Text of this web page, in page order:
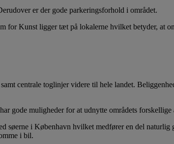
er der gode parkeringsforhold i området.
for Kunst ligger tæt på lokalerne hvilket betyder, at
centrale toglinjer videre til hele landet.
gode muligheder for at udnytte områdets forskellige
søerne i København hvilket medfører en del
i bil.